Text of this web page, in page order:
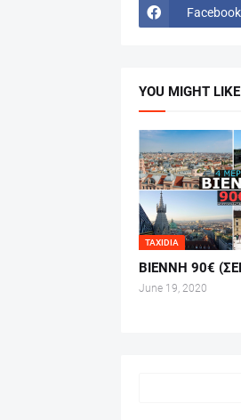
Facebook
YOU MIGHT LIKE
TAXIDIA
ΒΙΕΝΝΗ 90€
June 19, 2020